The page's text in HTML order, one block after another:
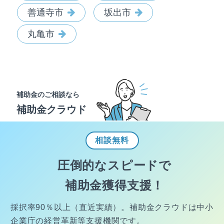
善通寺市 坂出市
丸亀市
補助金のご相談なら
補助金クラウド
相談無料
圧倒的なスピードで
補助金獲得支援！
採択率90％以上（直近実績）。 補助金クラウドは中小
企業庁の経営革新等支援機関です。